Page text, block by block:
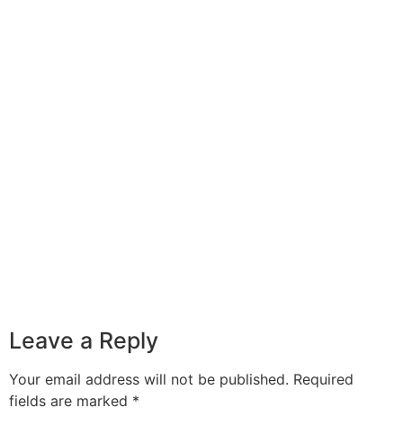
Leave a Reply
Your email address will not be published. Required
fields are marked *